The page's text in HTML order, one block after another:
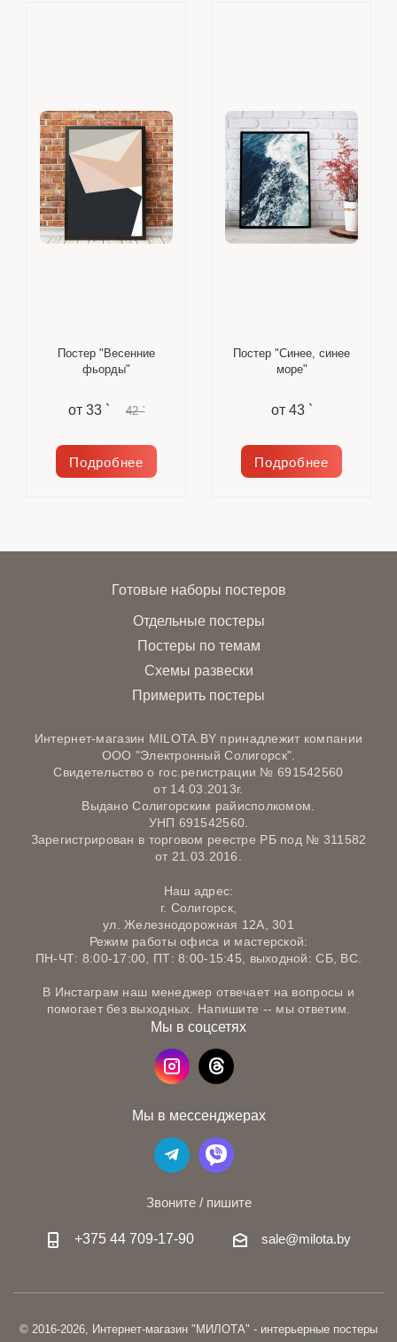
Постер "Весенние
фьорды"
от 33 ` 42 `
Подробнее
Постер "Синее, синее
море"
от 43 `
Подробнее
Готовые наборы постеров
Отдельные постеры
Постеры по темам
Схемы развески
Примерить постеры
Интернет-магазин MILOTA.BY принадлежит компании
ООО "Электронный Солигорск".
Свидетельство о гос.регистрации № 691542560
от 14.03.2013г.
Выдано Солигорским райисполкомом.
УНП 691542560.
Зарегистрирован в торговом реестре РБ под № 311582
от 21.03.2016.
Наш адрес:
г. Солигорск,
ул. Железнодорожная 12А, 301
Режим работы офиса и мастерской:
ПН-ЧТ: 8:00-17:00, ПТ: 8:00-15:45, выходной: СБ, ВС.
В Инстаграм наш менеджер отвечает на вопросы и
помогает без выходных. Напишите -- мы ответим.
Мы в соцсетях
Мы в мессенджерах
Звоните / пишите
+375 44 709-17-90 sale@milota.by
© 2016-2026, Интернет-магазин "МИЛОТА" - интерьерные постеры